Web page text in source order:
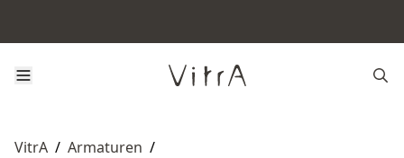
VitrA / Armaturen /